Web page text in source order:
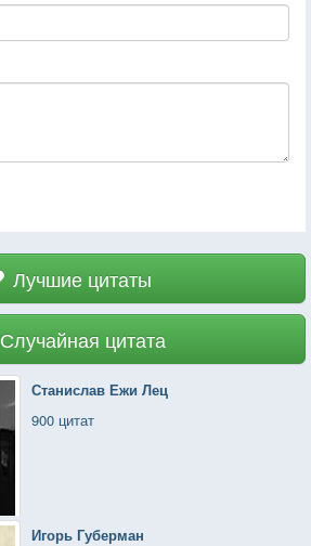
Лучшие цитаты
Случайная цитата
Станислав Ежи Лец
900 цитат
Игорь Губерман